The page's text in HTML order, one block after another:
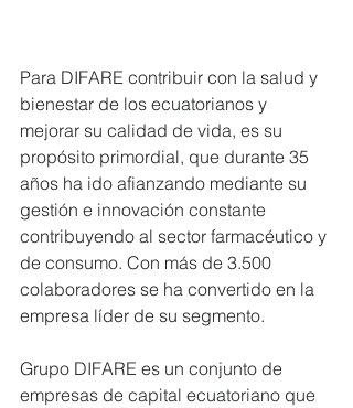
Para DIFARE contribuir con la salud y
bienestar de los ecuatorianos y
mejorar su calidad de vida, es su
propósito primordial, que durante 35
años ha ido afianzando mediante su
gestión e innovación constante
contribuyendo al sector farmacéutico y
de consumo. Con más de 3.500
colaboradores se ha convertido en la
empresa líder de su segmento.
Grupo DIFARE es un conjunto de
empresas de capital ecuatoriano que